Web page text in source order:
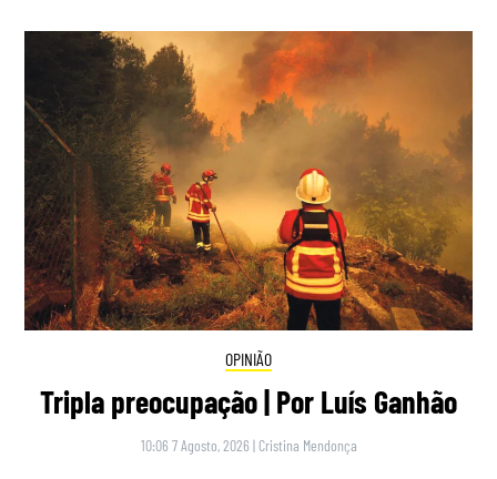
OPINIÃO
Tripla preocupação | Por Luís Ganhão
10:06 7 Agosto, 2026 | Cristina Mendonça